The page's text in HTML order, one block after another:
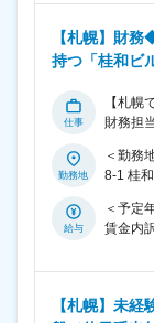
【札幌】財
持つ「桂和ビ
【札幌
財務担当】 ■業務内容： 経営企画課財務グ
詳細：
す。 当
で、ビ
ゆくゆ
目指せ
＜勤務
8-1 桂
＜予定年収
賃金内
250,000円～
■昇給
【札幌】未